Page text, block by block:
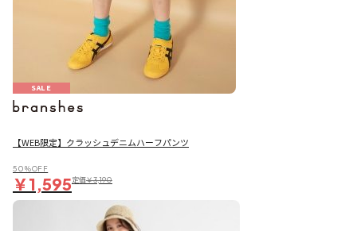
SALE
【WEB限定】クラッシュデニムハーフパンツ
50％OFF
￥1,595定価￥3,190